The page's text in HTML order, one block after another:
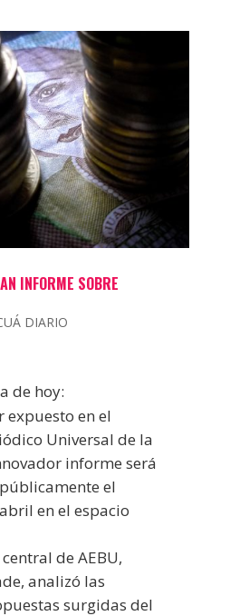
INFORME SOBRE
DIARIO
de hoy:
expuesto en el
Universal de la
informe será
el
en el espacio
de AEBU,
analizó las
surgidas del